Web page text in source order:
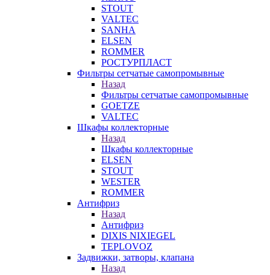
STOUT
VALTEC
SANHA
ELSEN
ROMMER
РОСТУРПЛАСТ
Фильтры сетчатые самопромывные
Назад
Фильтры сетчатые самопромывные
GOETZE
VALTEC
Шкафы коллекторные
Назад
Шкафы коллекторные
ELSEN
STOUT
WESTER
ROMMER
Антифриз
Назад
Антифриз
DIXIS NIXIEGEL
TEPLOVOZ
Задвижки, затворы, клапана
Назад